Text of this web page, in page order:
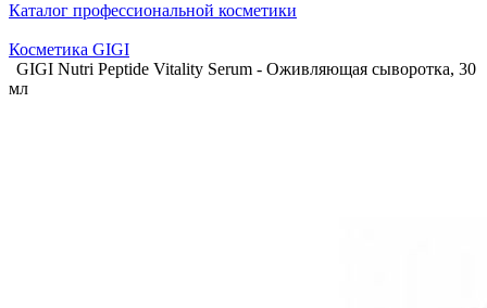
Каталог профессиональной косметики
Косметика GIGI
GIGI Nutri Peptide Vitality Serum - Оживляющая сыворотка, 30
мл